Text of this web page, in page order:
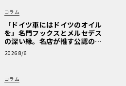
コラム
「ドイツ車にはドイツのオイル
を」名門フックスとメルセデス
の深い縁。名店が推す公認の安
心と、Cクラスで味わうシルキー
な走り〈PR〉
2026 8/6
コラム